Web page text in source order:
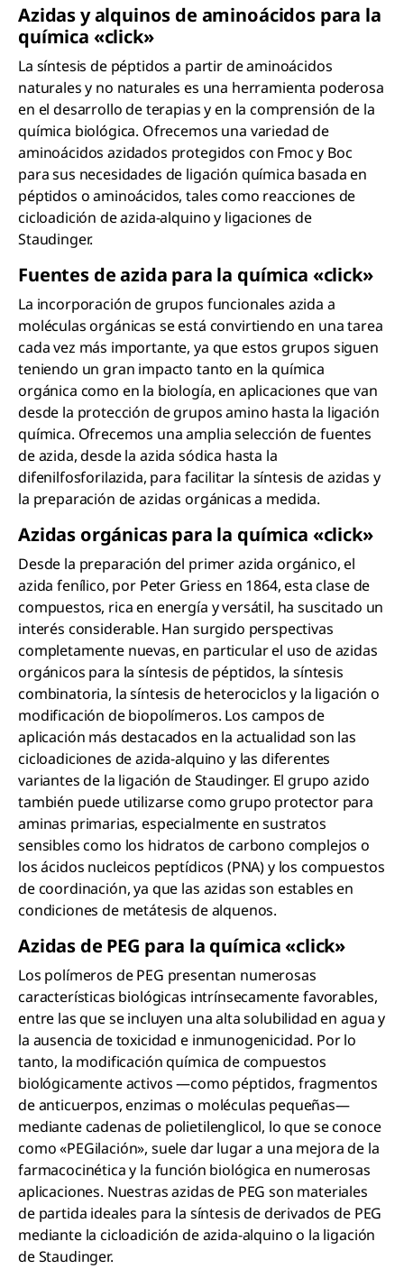
Azidas y alquinos de aminoácidos para la
química «click»
La síntesis de péptidos a partir de aminoácidos
naturales y no naturales es una herramienta poderosa
en el desarrollo de terapias y en la comprensión de la
química biológica. Ofrecemos una variedad de
aminoácidos azidados protegidos con Fmoc y Boc
para sus necesidades de ligación química basada en
péptidos o aminoácidos, tales como reacciones de
cicloadición de azida-alquino y ligaciones de
Staudinger.
Fuentes de azida para la química «click»
La incorporación de grupos funcionales azida a
moléculas orgánicas se está convirtiendo en una tarea
cada vez más importante, ya que estos grupos siguen
teniendo un gran impacto tanto en la química
orgánica como en la biología, en aplicaciones que van
desde la protección de grupos amino hasta la ligación
química. Ofrecemos una amplia selección de fuentes
de azida, desde la azida sódica hasta la
difenilfosforilazida, para facilitar la síntesis de azidas y
la preparación de azidas orgánicas a medida.
Azidas orgánicas para la química «click»
Desde la preparación del primer azida orgánico, el
azida fenílico, por Peter Griess en 1864, esta clase de
compuestos, rica en energía y versátil, ha suscitado un
interés considerable. Han surgido perspectivas
completamente nuevas, en particular el uso de azidas
orgánicos para la síntesis de péptidos, la síntesis
combinatoria, la síntesis de heterociclos y la ligación o
modificación de biopolímeros. Los campos de
aplicación más destacados en la actualidad son las
cicloadiciones de azida-alquino y las diferentes
variantes de la ligación de Staudinger. El grupo azido
también puede utilizarse como grupo protector para
aminas primarias, especialmente en sustratos
sensibles como los hidratos de carbono complejos o
los ácidos nucleicos peptídicos (PNA) y los compuestos
de coordinación, ya que las azidas son estables en
condiciones de metátesis de alquenos.
Azidas de PEG para la química «click»
Los polímeros de PEG presentan numerosas
características biológicas intrínsecamente favorables,
entre las que se incluyen una alta solubilidad en agua y
la ausencia de toxicidad e inmunogenicidad. Por lo
tanto, la modificación química de compuestos
biológicamente activos —como péptidos, fragmentos
de anticuerpos, enzimas o moléculas pequeñas—
mediante cadenas de polietilenglicol, lo que se conoce
como «PEGilación», suele dar lugar a una mejora de la
farmacocinética y la función biológica en numerosas
aplicaciones. Nuestras azidas de PEG son materiales
de partida ideales para la síntesis de derivados de PEG
mediante la cicloadición de azida-alquino o la ligación
de Staudinger.